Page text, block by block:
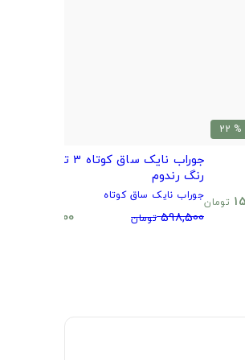
% 22
تومان
جوراب نایک ساق کوتاه 3 تایی طرح و
رنگ رندوم
جوراب نایک ساق کوتاه
598,500 تومان 480,500